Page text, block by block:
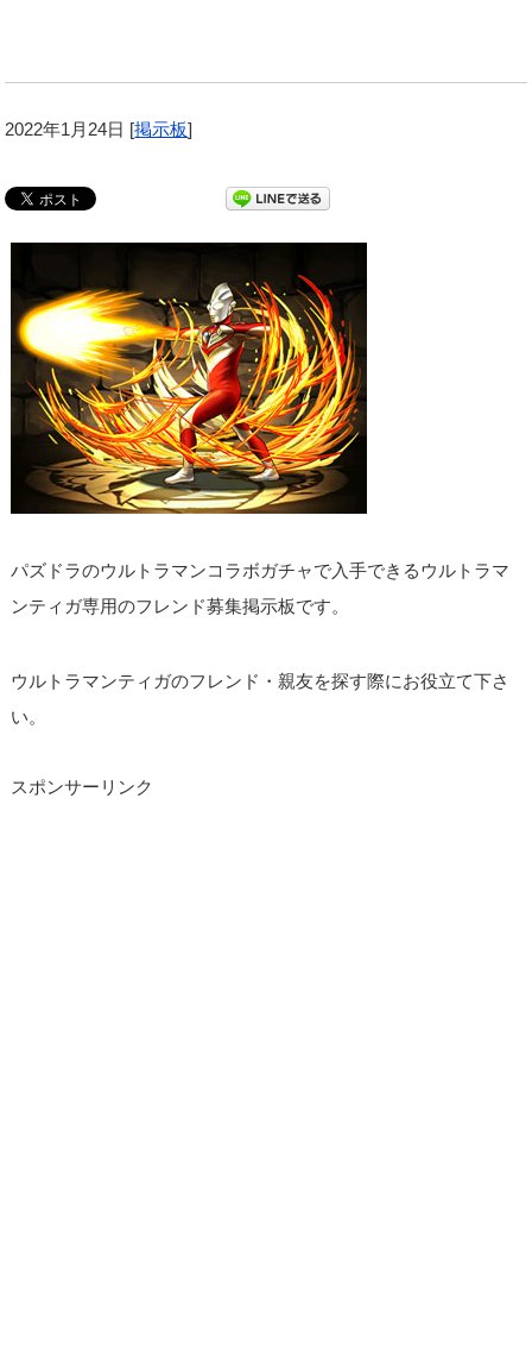
2022年1月24日 [掲示板]
パズドラのウルトラマンコラボガチャで入手できるウルトラマ
ンティガ専用のフレンド募集掲示板です。
ウルトラマンティガのフレンド・親友を探す際にお役立て下さ
い。
スポンサーリンク